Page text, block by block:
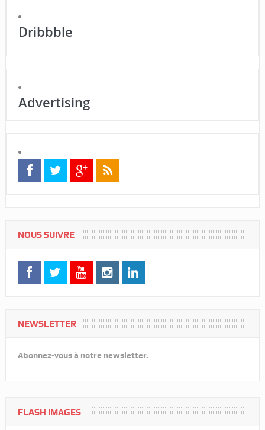
Dribbble
Advertising
NOUS SUIVRE
NEWSLETTER
Abonnez-vous à notre newsletter.
FLASH IMAGES